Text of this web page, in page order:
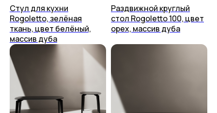
Стул для кухни
Rogoletto, зелёная
ткань, цвет белёный,
массив дуба
Раздвижной круглый
стол Rogoletto 100, цвет
орех, массив дуба
Пользовательское соглашение
Политика конфиденциальности